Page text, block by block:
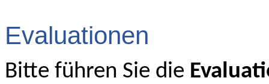
Evaluationen
Bitte führen Sie die